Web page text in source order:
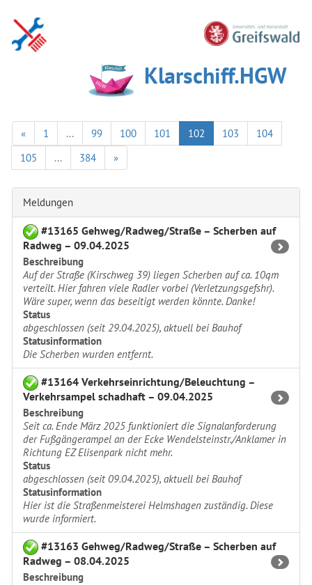
Klarschiff.HGW
« 1 ... 99 100 101 102 103
104
105
... 384 »
Meldungen
#13165 Gehweg/Radweg/Straße – Scherben auf
Radweg – 09.04.2025
Beschreibung
Auf der Straße (Kirschweg 39) liegen Scherben auf ca. 10qm
verteilt. Hier fahren viele Radler vorbei (Verletzungsgefshr).
Wäre super, wenn das beseitigt werden könnte. Danke!
Status
abgeschlossen (seit 29.04.2025), aktuell bei Bauhof
Statusinformation
Die Scherben wurden entfernt.
#13164 Verkehrseinrichtung/Beleuchtung –
Verkehrsampel schadhaft – 09.04.2025
Beschreibung
Seit ca. Ende März 2025 funktioniert die Signalanforderung
der Fußgängerampel an der Ecke Wendelsteinstr./Anklamer in
Richtung EZ Elisenpark nicht mehr.
Status
abgeschlossen (seit 09.04.2025), aktuell bei Bauhof
Statusinformation
Hier ist die Straßenmeisterei Helmshagen zuständig. Diese
wurde informiert.
#13163 Gehweg/Radweg/Straße – Scherben auf
Radweg – 08.04.2025
Beschreibung